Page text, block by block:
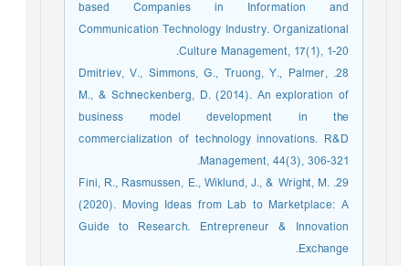
based Companies in Information and
Communication Technology Industry. Organizational
Culture Management, 17(1), 1-20.‏
28. Dmitriev, V., Simmons, G., Truong, Y., Palmer,
M., & Schneckenberg, D. (2014). An exploration of
business model development in the
commercialization of technology innovations. R&D
Management, 44(3), 306-321.‏
29. Fini, R., Rasmussen, E., Wiklund, J., & Wright, M.
(2020). Moving Ideas from Lab to Marketplace: A
Guide to Research. Entrepreneur & Innovation
Exchange.